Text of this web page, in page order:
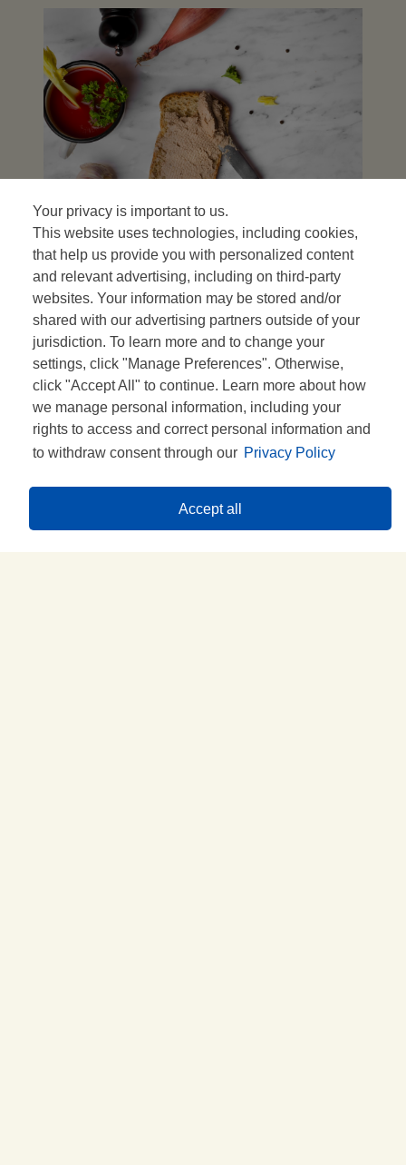
Your privacy is important to us.
This website uses technologies, including cookies,
that help us provide you with personalized content
and relevant advertising, including on third-party
websites. Your information may be stored and/or
shared with our advertising partners outside of your
jurisdiction. To learn more and to change your
settings, click "Manage Preferences". Otherwise,
click "Accept All" to continue. Learn more about how
we manage personal information, including your
rights to access and correct personal information and
to withdraw consent through our Privacy Policy
Accept all
Il Gazpacho con pane
e paté di verdure
RICETTA
Prova questa idea con...